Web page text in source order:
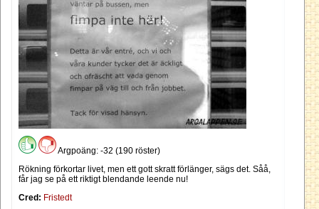
Argpoäng: -32 (190 röster)
Rökning förkortar livet, men ett gott skratt förlänger, sägs det. Såå,
får jag se på ett riktigt blendande leende nu!
Cred: Fristedt